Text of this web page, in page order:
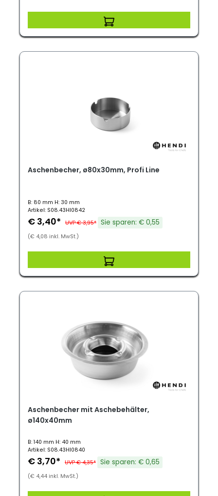
Aschenbecher, ø80x30mm, Profi Line
B: 80 mm H: 30 mm
Artikel: S08.43HI0842
€ 3,40* UVP € 3,95* Sie sparen: € 0,55
(€ 4,08 inkl. MwSt.)
Aschenbecher mit Aschebehälter,
ø140x40mm
B: 140 mm H: 40 mm
Artikel: S08.43HI0840
€ 3,70* UVP € 4,35* Sie sparen: € 0,65
(€ 4,44 inkl. MwSt.)